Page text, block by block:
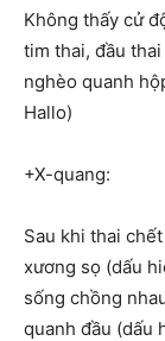
Không thấy cử
tim thai, đầu
nghèo quanh
Hallo)
+X-quang:
Sau khi thai
xương sọ (dấu
sống chồng
quanh đầu (dấu